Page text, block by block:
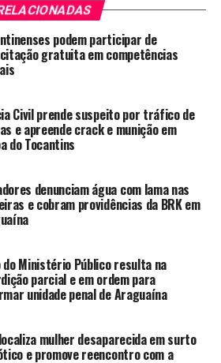
podem participar de
gratuita em competências
Civil prende suspeito por tráfico de
e apreende crack e munição em
do Tocantins
denunciam água com lama nas
e cobram providências da BRK em
do Ministério Público resulta na
parcial e em ordem para
unidade penal de Araguaína
mulher desaparecida em surto
e promove reencontro com a